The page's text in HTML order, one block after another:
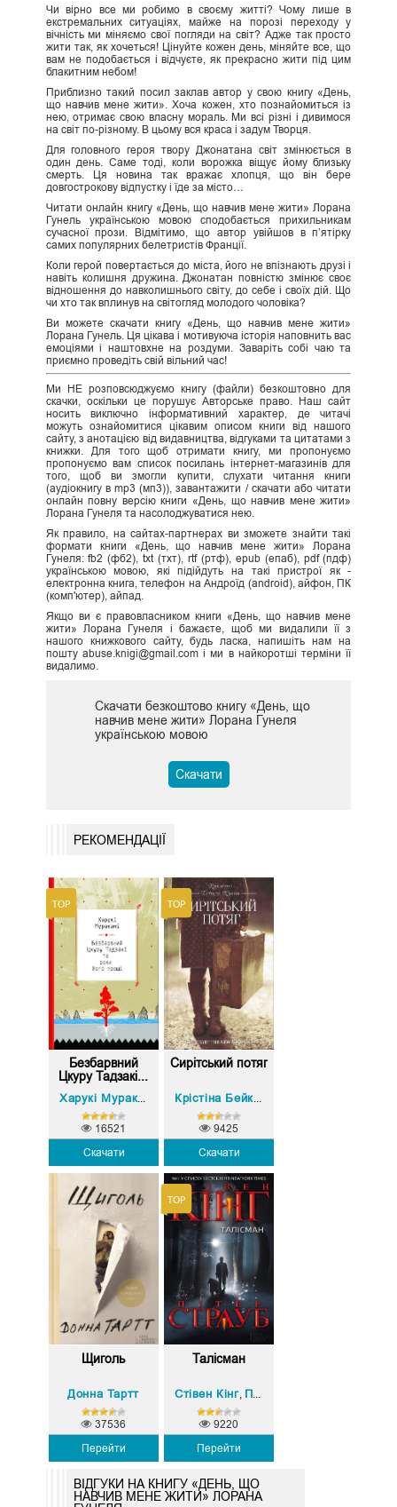
Чи вірно все ми робимо в своєму житті? Чому лише в
екстремальних ситуаціях, майже на порозі переходу у
вічність ми міняємо свої погляди на світ? Адже так просто
жити так, як хочеться! Цінуйте кожен день, міняйте все, що
вам не подобається і відчуєте, як прекрасно жити під цим
блакитним небом!
Приблизно такий посил заклав автор у свою книгу «День,
що навчив мене жити». Хоча кожен, хто познайомиться із
нею, отримає свою власну мораль. Ми всі різні і дивимося
на світ по-різному. В цьому вся краса і задум Творця.
Для головного героя твору Джонатана світ змінюється в
один день. Саме тоді, коли ворожка віщує йому близьку
смерть. Ця новина так вражає хлопця, що він бере
довгострокову відпустку і їде за місто…
Читати онлайн книгу «День, що навчив мене жити» Лорана
Гунель українською мовою сподобається прихильникам
сучасної прози. Відмітимо, що автор увійшов в п’ятірку
самих популярних белетристів Франції.
Коли герой повертається до міста, його не впізнають друзі і
навіть колишня дружина. Джонатан повністю змінює своє
відношення до навколишнього світу, до себе і своїх дій. Що
чи хто так вплинув на світогляд молодого чоловіка?
Ви можете скачати книгу «День, що навчив мене жити»
Лорана Гунель. Ця цікава і мотивуюча історія наповнить вас
емоціями і наштовхне на роздуми. Заваріть собі чаю та
приємно проведіть свій вільний час!
Ми НЕ розповсюджуємо книгу (файли) безкоштовно для
скачки, оскільки це порушує Авторське право. Наш сайт
носить виключно інформативний характер, де читачі
можуть ознайомитися цікавим описом книги від нашого
сайту, з анотацією від видавництва, відгуками та цитатами з
книжки. Для того щоб отримати книгу, ми пропонуємо
пропонуємо вам список посилань інтернет-магазинів для
того, щоб ви змогли купити, слухати читання книги
(аудіокнигу в mp3 (мп3)), завантажити / скачати або читати
онлайн повну версію книги «День, що навчив мене жити»
Лорана Гунеля та насолоджуватися нею.
Як правило, на сайтах-партнерах ви зможете знайти такі
формати книги «День, що навчив мене жити» Лорана
Гунеля: fb2 (фб2), txt (тхт), rtf (ртф), epub (епаб), pdf (пдф)
українською мовою, які підійдуть на такі пристрої як -
електронна книга, телефон на Андроїд (android), айфон, ПК
(комп'ютер), айпад.
Якщо ви є правовласником книги «День, що навчив мене
жити» Лорана Гунеля і бажаєте, щоб ми видалили її з
нашого книжкового сайту, будь ласка, напишіть нам на
пошту abuse.knigi@gmail.com і ми в найкоротші терміни її
видалимо.
Скачати безкоштово книгу «День, що
навчив мене жити» Лорана Гунеля
українською мовою
Скачати
РЕКОМЕНДАЦІЇ
Безбарвний
Цкуру Тадзакі...
Харукі Муракамі
Скачати
16521
Сирітський потяг
Крістіна Бейкер Клайн
Скачати
9425
Щиголь
Донна Тартт
Перейти
37536
Талісман
Стівен Кінг, Пітер Страуб
Перейти
9220
ВІДГУКИ НА КНИГУ «ДЕНЬ, ЩО
НАВЧИВ МЕНЕ ЖИТИ» ЛОРАНА